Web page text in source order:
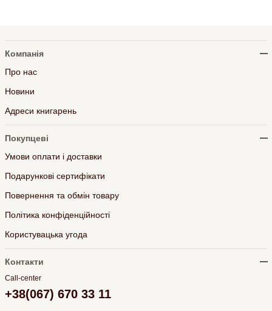
Компанія
Про нас
Новини
Адреси книгарень
Покупцеві
Умови оплати і доставки
Подарункові сертифікати
Повернення та обмін товару
Політика конфіденційності
Користувацька угода
Контакти
Call-center
+38(067) 670 33 11